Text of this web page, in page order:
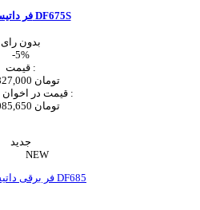
فر داتیس مدل DF675S
بدون رای
-5%
قیمت :
54,827,000 تومان
قیمت در اخوان شاپینگ :
52,085,650 تومان
جدید
NEW